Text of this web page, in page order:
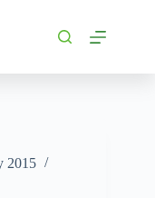
2015